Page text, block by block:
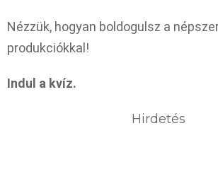
Nézzük, hogyan boldogulsz a
produkciókkal!
Indul a kvíz.
Hirdetés